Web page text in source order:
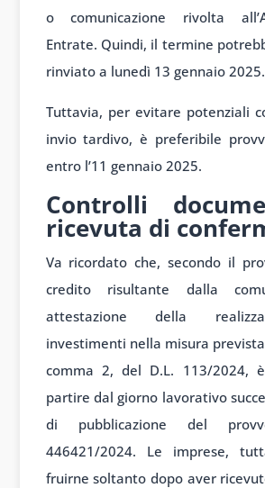
o comunicazione rivolta
Entrate. Quindi, il termine
rinviato a lunedì 13 gennaio 2025.
Tuttavia, per evitare potenziali
invio tardivo, è preferibile
entro l’11 gennaio 2025.
Controlli
ricevuta di
Va ricordato che, secondo il
credito risultante dalla
attestazione della
investimenti nella misura
comma 2, del D.L. 113/2024,
partire dal giorno lavorativo
di pubblicazione del
446421/2024. Le imprese,
fruirne soltanto dopo aver